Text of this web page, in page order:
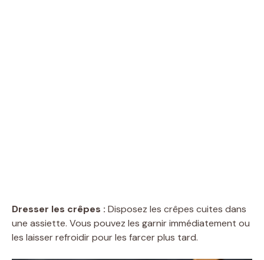
Dresser les crêpes : Disposez les crêpes cuites dans
une assiette. Vous pouvez les garnir immédiatement ou
les laisser refroidir pour les farcer plus tard.